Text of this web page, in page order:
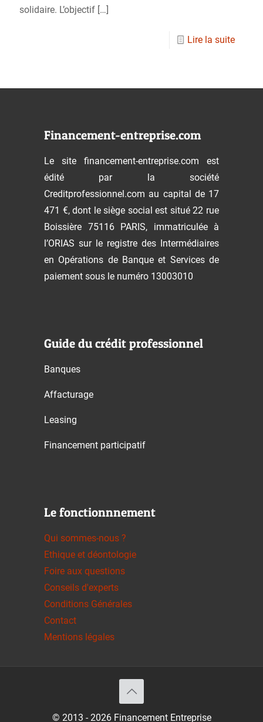
solidaire. L’objectif […]
Lire la suite
Financement-entreprise.com
Le site financement-entreprise.com est
édité par la société
Creditprofessionnel.com au capital de 17
471 €, dont le siège social est situé 22 rue
Boissière 75116 PARIS, immatriculée à
l’ORIAS sur le registre des Intermédiaires
en Opérations de Banque et Services de
paiement sous le numéro 13003010
Guide du crédit professionnel
Banques
Affacturage
Leasing
Financement participatif
Le fonctionnnement
Qui sommes-nous ?
Ethique et déontologie
Foire aux questions
Conseils d'experts
Conditions Générales
Contact
Mentions légales
© 2013 - 2026 Financement Entreprise